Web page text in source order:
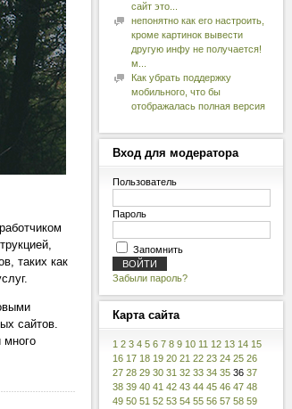
таких как
сайтов.
много
сайт это...
непонятно как его настроить,
кроме картинок вывести
другую инфу не получается!
м...
Как убрать поддержку
мобильного, что бы
отображалась полная версия
Входдля модератора
Пользователь
Пароль
Запомнить
Забыли пароль?
Картасайта
1 2 3 4 5 6 7 8 9 10 11 12 13 14 15
16 17 18 19 20 21 22 23 24 25 26
27 28 29 30 31 32 33 34 35 36 37
38 39 40 41 42 43 44 45 46 47 48
49 50 51 52 53 54 55 56 57 58 59